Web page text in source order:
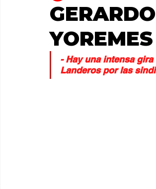
YOREMES
- Hay una intensa
Landeros por las